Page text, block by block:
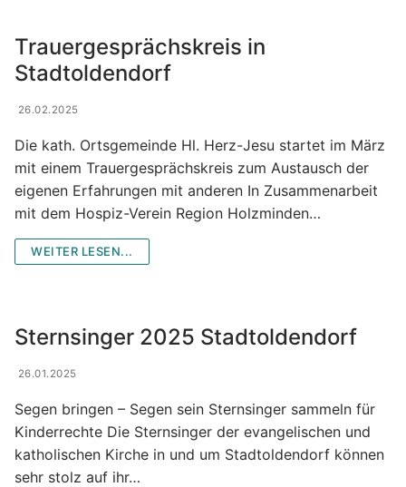
Liturgie- und Gemeindekreise
MessdienerInnen-Gruppe
Sternsinger
Tabea Boutique
Taizé-Kreis
Trauergesprächskreis in
Stadtoldendorf
26.02.2025
Die kath. Ortsgemeinde Hl. Herz-Jesu startet im März
mit einem Trauergesprächskreis zum Austausch der
eigenen Erfahrungen mit anderen In Zusammenarbeit
mit dem Hospiz-Verein Region Holzminden…
WEITER LESEN...
Sternsinger 2025 Stadtoldendorf
26.01.2025
Segen bringen – Segen sein Sternsinger sammeln für
Kinderrechte Die Sternsinger der evangelischen und
katholischen Kirche in und um Stadtoldendorf können
sehr stolz auf ihr…